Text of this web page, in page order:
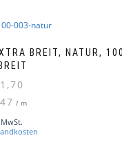
BREIT, NATUR,
/ m